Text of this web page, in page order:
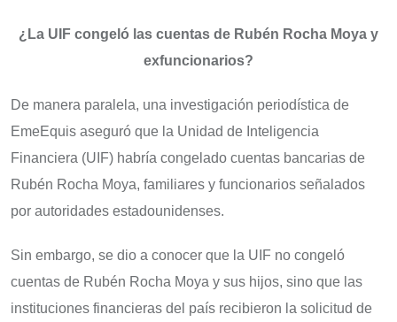
¿La UIF congeló las cuentas de Rubén Rocha Moya y
exfuncionarios?
De manera paralela, una investigación periodística de
EmeEquis aseguró que la Unidad de Inteligencia
Financiera (UIF) habría congelado cuentas bancarias de
Rubén Rocha Moya, familiares y funcionarios señalados
por autoridades estadounidenses.
Sin embargo, se dio a conocer que la UIF no congeló
cuentas de Rubén Rocha Moya y sus hijos, sino que las
instituciones financieras del país recibieron la solicitud de